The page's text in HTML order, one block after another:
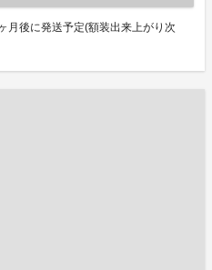
月後に発送予定(額装出来上がり次